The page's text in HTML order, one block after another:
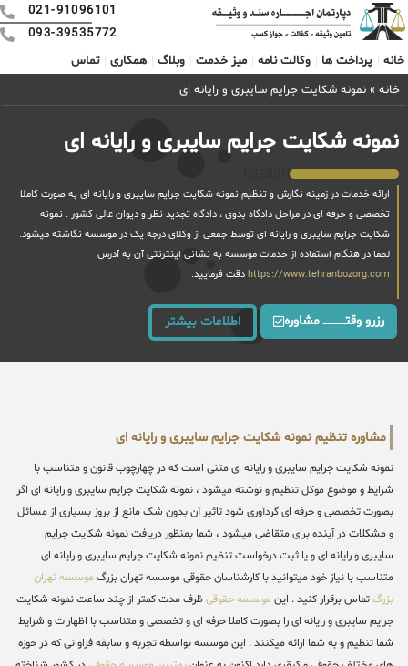
021-91096101
093-39535772
خانه
پرداخت ها وکالت نامه میز خدمت وبلاگ همکاری
تماس
خانه » نمونه شکایت جرایم سایبری و رایانه ای
نمونه شکایت جرایم سایبری و رایانه ای
ارائه خدمات در زمینه نگارش و تنظیم نمونه شکایت جرایم سایبری و رایانه ای به صورت کاملا
تخصصی و حرفه ای در مراحل دادگاه بدوی ، دادگاه تجدید نظر و دیوان عالی کشور . نمونه
شکایت جرایم سایبری و رایانه ای توسط جمعی از وکلای درجه یک در موسسه نگاشته میشود.
لطفا در هنگام استفاده از خدمات موسسه به نشانی اینترنتی آن به آدرس
https://www.tehranbozorg.com دقت فرمایید.
رزرو وقتــــــــــــ مشاوره اطلاعات بیشتر
مشاوره تنظیم نمونه شکایت جرایم سایبری و رایانه ای
نمونه شکایت جرایم سایبری و رایانه ای متنی است که در چهارچوب قانون و متناسب با
شرایط و موضوع موکل تنظیم و نوشته میشود ، نمونه شکایت جرایم سایبری و رایانه ای اگر
بصورت تخصصی و حرفه ای گردآوری شود تاثیر آن بدون شک مانع از بروز بسیاری از مسائل
و مشکلات در آینده برای متقاضی میشود ، شما بمنظور دریافت نمونه شکایت جرایم
سایبری و رایانه ای و یا ثبت درخواست تنظیم نمونه شکایت جرایم سایبری و رایانه ای
متناسب با نیاز خود میتوانید با کارشناسان حقوقی موسسه تهران بزرگ موسسه تهران
بزرگتماس برقرار کنید . این موسسه حقوقیظرف مدت کمتر از چند ساعت نمونه شکایت
جرایم سایبری و رایانه ای را بصورت کاملا حرفه ای و تخصصی و متناسب با اظهارات و شرایط
شما تنظیم و به شما ارائه میکنند . این موسسه بواسطه تجربه و سابقه فراوانی که در حوزه